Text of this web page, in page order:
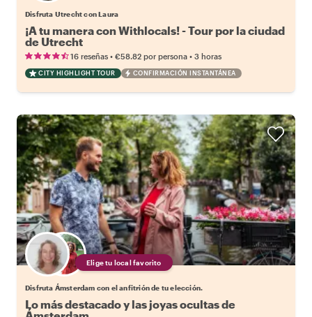
Disfruta Utrecht con Laura
¡A tu manera con Withlocals! - Tour por la ciudad
de Utrecht
16 reseñas • €58.82 por persona • 3 horas
CITY HIGHLIGHT TOUR CONFIRMACIÓN INSTANTÁNEA
Elige tu local favorito
Disfruta Ámsterdam con el anfitrión de tu elección.
Lo más destacado y las joyas ocultas de